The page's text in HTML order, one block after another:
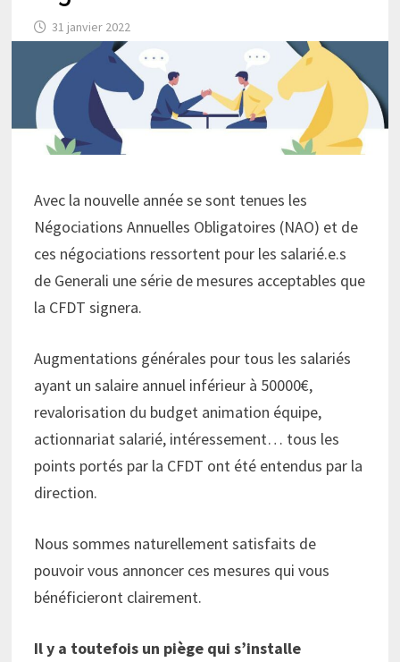
31 janvier 2022
Avec la nouvelle année se sont tenues les
Négociations Annuelles Obligatoires (NAO) et de
ces négociations ressortent pour les salarié.e.s
de Generali une série de mesures acceptables que
la CFDT signera.
Augmentations générales pour tous les salariés
ayant un salaire annuel inférieur à 50000€,
revalorisation du budget animation équipe,
actionnariat salarié, intéressement… tous les
points portés par la CFDT ont été entendus par la
direction.
Nous sommes naturellement satisfaits de
pouvoir vous annoncer ces mesures qui vous
bénéficieront clairement.
Il y a toutefois un piège qui s’installe